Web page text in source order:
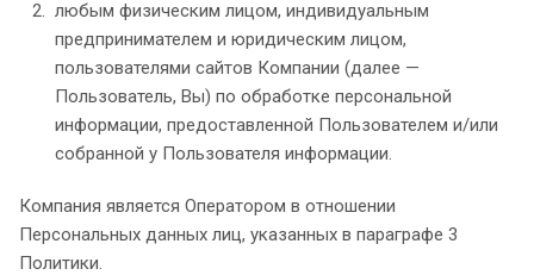
любым физическим лицом, индивидуальным
предпринимателем и юридическим лицом,
пользователями сайтов Компании (далее —
Пользователь, Вы) по обработке персональной
информации, предоставленной Пользователем и/или
собранной у Пользователя информации.
Компания является Оператором в отношении
Персональных данных лиц, указанных в параграфе 3
Политики.